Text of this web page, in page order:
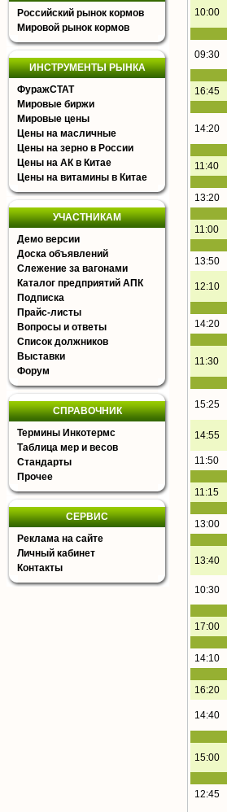
Российский рынок кормов
Мировой рынок кормов
ИНСТРУМЕНТЫ РЫНКА
ФуражСТАТ
Мировые биржи
Мировые цены
Цены на масличные
Цены на зерно в России
Цены на АК в Китае
Цены на витамины в Китае
УЧАСТНИКАМ
Демо версии
Доска объявлений
Слежение за вагонами
Каталог предприятий АПК
Подписка
Прайс-листы
Вопросы и ответы
Список должников
Выставки
Форум
СПРАВОЧНИК
Термины Инкотермс
Таблица мер и весов
Стандарты
Прочее
СЕРВИС
Реклама на сайте
Личный кабинет
Контакты
10:00
09:30
16:45
14:20
11:40
13:20
11:00
13:50
12:10
14:20
11:30
15:25
14:55
11:50
11:15
13:00
13:40
10:30
17:00
14:10
16:20
14:40
15:00
12:45